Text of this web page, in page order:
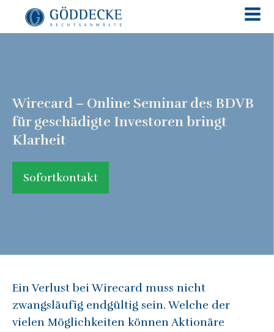
Wirecard – Online Seminar des BDVB
für geschädigte Investoren bringt
Klarheit
Sofortkontakt
Ein Verlust bei Wirecard muss nicht
zwangsläufig endgültig sein. Welche der
vielen Möglichkeiten können Aktionäre